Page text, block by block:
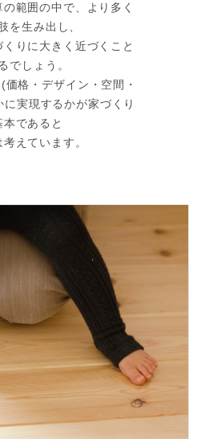
範囲の中で、より多く
を生み出し、
りに大きく近づくこと
でしょう。
格・デザイン・空間・
実現するかが家づくり
本であると
えています。